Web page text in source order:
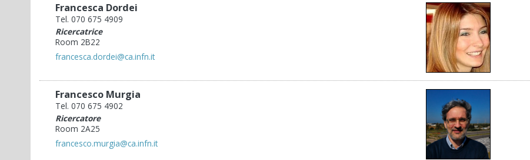
Francesca Dordei
Tel. 070 675 4909
Ricercatrice
Room 2B22
francesca.dordei@ca.infn.it
Francesco Murgia
Tel. 070 675 4902
Ricercatore
Room 2A25
francesco.murgia@ca.infn.it